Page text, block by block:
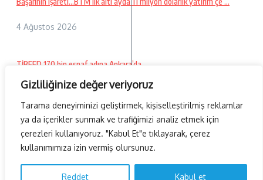
Gizliliğinize değer veriyoruz
Tarama deneyiminizi geliştirmek, kişiselleştirilmiş reklamlar
ya da içerikler sunmak ve trafiğimizi analiz etmek için
çerezleri kullanıyoruz. "Kabul Et"e tıklayarak, çerez
kullanımımıza izin vermiş olursunuz.
Reddet Kabul et
4 Ağustos 2026
TİBFED 170 bin esnaf adına Ankara’da…
26 Temmuz 2026
X